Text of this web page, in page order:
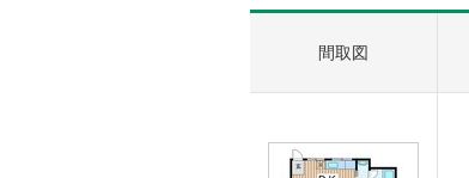
間取図